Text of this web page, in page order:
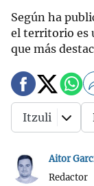
Según ha
el territorio es
que más
Aitor
Redactor
Itzuli